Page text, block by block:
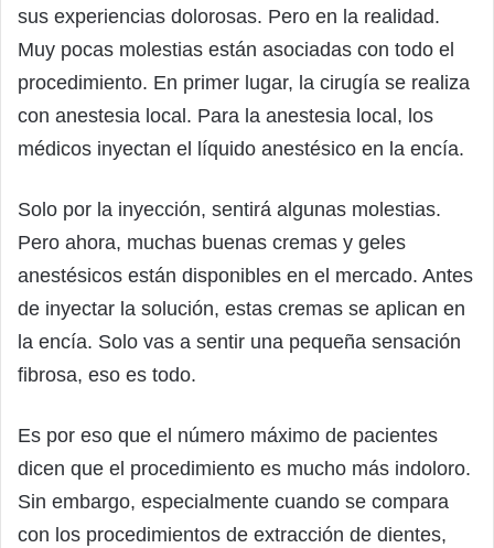
sus experiencias dolorosas. Pero en la realidad.
Muy pocas molestias están asociadas con todo el
procedimiento. En primer lugar, la cirugía se realiza
con anestesia local. Para la anestesia local, los
médicos inyectan el líquido anestésico en la encía.
Solo por la inyección, sentirá algunas molestias.
Pero ahora, muchas buenas cremas y geles
anestésicos están disponibles en el mercado. Antes
de inyectar la solución, estas cremas se aplican en
la encía. Solo vas a sentir una pequeña sensación
fibrosa, eso es todo.
Es por eso que el número máximo de pacientes
dicen que el procedimiento es mucho más indoloro.
Sin embargo, especialmente cuando se compara
con los procedimientos de extracción de dientes,